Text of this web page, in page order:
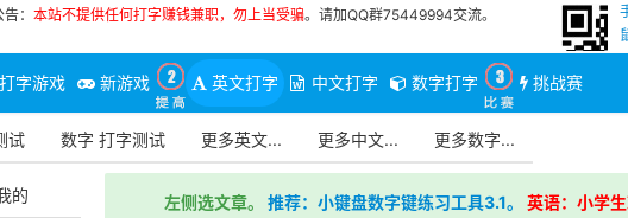
： 本站不提供任何打字赚钱兼职，勿上当受骗。请加QQ群75449994交流。
打字游戏 新游戏 英文打字 中文打字 数字打字 挑战赛
试 数字 打字测试 更多英文... 更多中文... 更多数字...
的
左侧选文章。 推荐：小键盘数字键练习工具3.1。 英语：小学